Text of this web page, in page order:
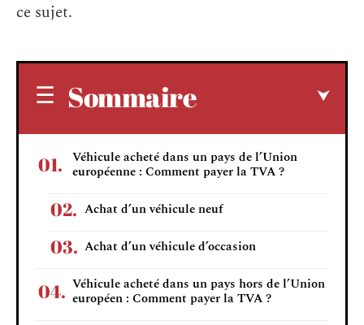
ce sujet.
Sommaire
Véhicule acheté dans un pays de l’Union
européenne : Comment payer la TVA ?
Achat d’un véhicule neuf
Achat d’un véhicule d’occasion
Véhicule acheté dans un pays hors de l’Union
européen : Comment payer la TVA ?